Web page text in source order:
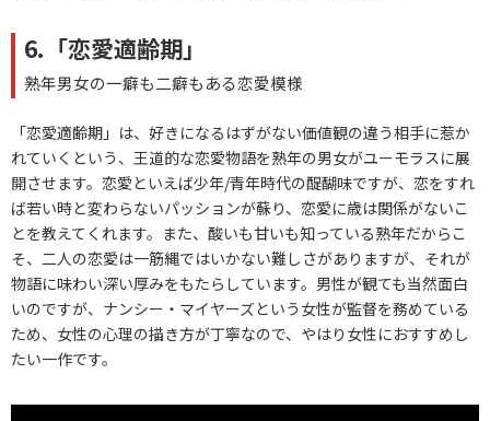
6.「恋愛適齢期」
熟年男女の一癖も二癖もある恋愛模様
「恋愛適齢期」は、好きになるはずがない価値観の違う相手に惹か
れていくという、王道的な恋愛物語を熟年の男女がユーモラスに展
開させます。恋愛といえば少年/青年時代の醍醐味ですが、恋をすれ
ば若い時と変わらないパッションが蘇り、恋愛に歳は関係がないこ
とを教えてくれます。また、酸いも甘いも知っている熟年だからこ
そ、二人の恋愛は一筋縄ではいかない難しさがありますが、それが
物語に味わい深い厚みをもたらしています。男性が観ても当然面白
いのですが、ナンシー・マイヤーズという女性が監督を務めている
ため、女性の心理の描き方が丁寧なので、やはり女性におすすめし
たい一作です。